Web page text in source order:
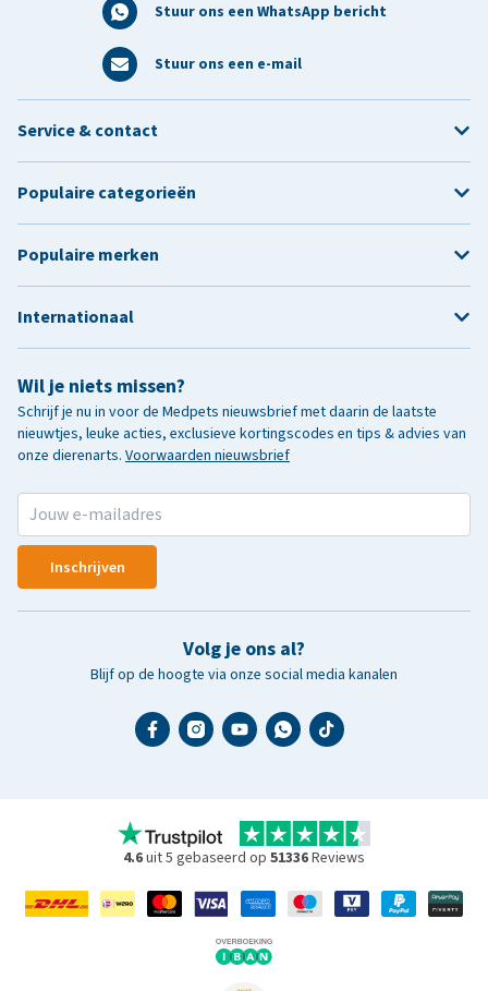
Stuur ons een WhatsApp bericht
Stuur ons een e-mail
Wil je niets missen?
Schrijf je nu in voor de Medpets nieuwsbrief met daarin de laatste
nieuwtjes, leuke acties, exclusieve kortingscodes en tips & advies van
onze dierenarts. Voorwaarden nieuwsbrief
Inschrijven
Volg je ons al?
Blijf op de hoogte via onze social media kanalen
Service & contact
Populaire categorieën
Populaire merken
Internationaal
4.6uit 5 gebaseerd op 51336Reviews